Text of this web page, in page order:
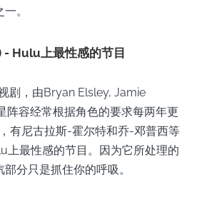
。
- Hulu上最性感的节目
剧，由Bryan Elsley, Jamie
阵容经常根据角色的要求每两年更
有尼古拉斯-霍尔特和乔-邓普西等
上最性感的节目。因为它所处理的
分只是抓住你的呼吸。